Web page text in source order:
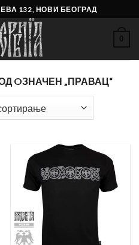
132, НОВИ БЕОГРАД
0
OЗНАЧЕН „ПРАВАЦ“